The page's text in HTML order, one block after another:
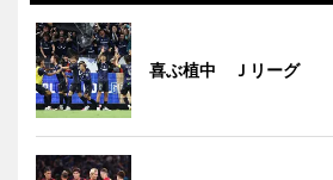
喜ぶ植中 Ｊリーグ